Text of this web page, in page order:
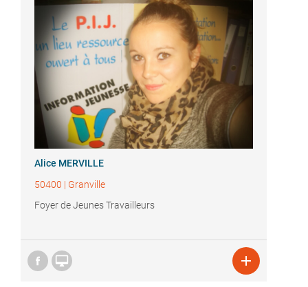
Alice MERVILLE
50400 | Granville
Foyer de Jeunes Travailleurs
 